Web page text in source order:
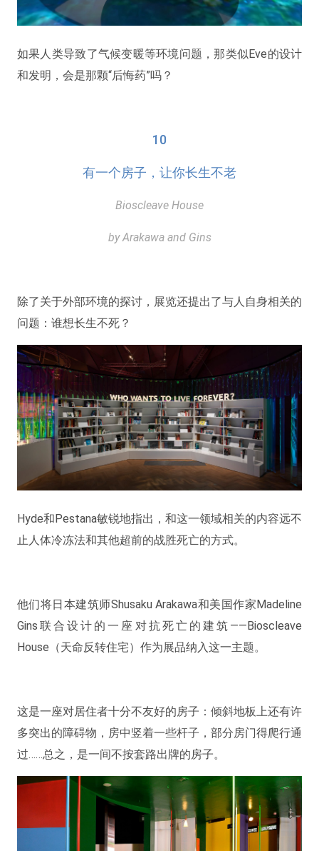
如果人类导致了气候变暖等环境问题，那类似Eve的设计
和发明，会是那颗“后悔药”吗？
10
有一个房子，让你长生不老
Bioscleave House
by Arakawa and Gins
除了关于外部环境的探讨，展览还提出了与人自身相关的
问题：谁想长生不死？
Hyde和Pestana敏锐地指出，和这一领域相关的内容远不
止人体冷冻法和其他超前的战胜死亡的方式。
他们将日本建筑师Shusaku Arakawa和美国作家Madeline
Gins联合设计的一座对抗死亡的建筑——Bioscleave
House（天命反转住宅）作为展品纳入这一主题。
这是一座对居住者十分不友好的房子：倾斜地板上还有许
多突出的障碍物，房中竖着一些杆子，部分房门得爬行通
过……总之，是一间不按套路出牌的房子。